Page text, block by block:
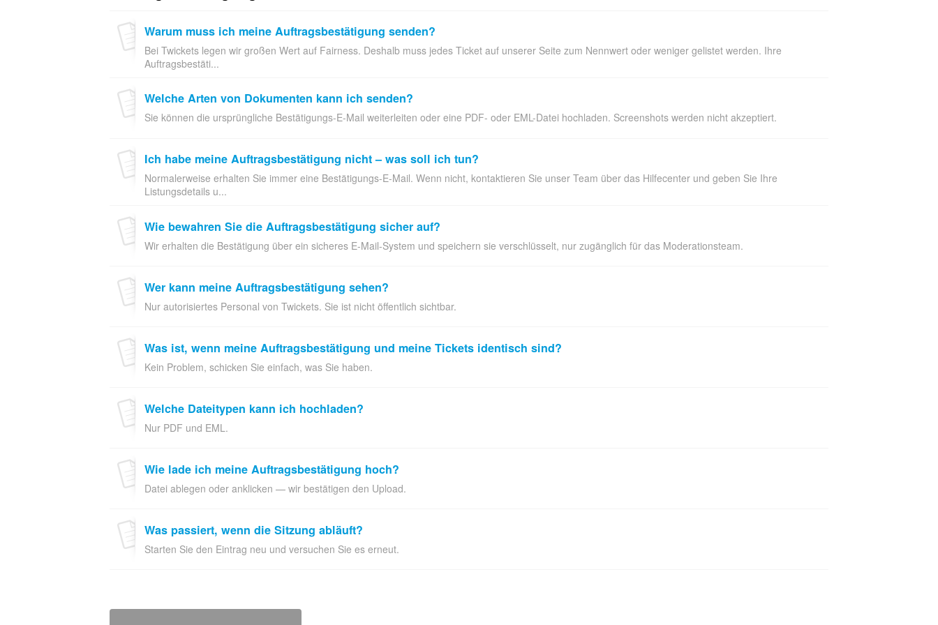
Warum muss ich meine Auftragsbestätigung senden?
Bei Twickets legen wir großen Wert auf Fairness. Deshalb muss jedes Ticket auf unserer Seite zum Nennwert oder weniger gelistet werden. Ihre
Auftragsbestäti...
Welche Arten von Dokumenten kann ich senden?
Sie können die ursprüngliche Bestätigungs-E-Mail weiterleiten oder eine PDF- oder EML-Datei hochladen. Screenshots werden nicht akzeptiert.
Ich habe meine Auftragsbestätigung nicht – was soll ich tun?
Normalerweise erhalten Sie immer eine Bestätigungs-E-Mail. Wenn nicht, kontaktieren Sie unser Team über das Hilfecenter und geben Sie Ihre
Listungsdetails u...
Wie bewahren Sie die Auftragsbestätigung sicher auf?
Wir erhalten die Bestätigung über ein sicheres E-Mail-System und speichern sie verschlüsselt, nur zugänglich für das Moderationsteam.
Wer kann meine Auftragsbestätigung sehen?
Nur autorisiertes Personal von Twickets. Sie ist nicht öffentlich sichtbar.
Was ist, wenn meine Auftragsbestätigung und meine Tickets identisch sind?
Kein Problem, schicken Sie einfach, was Sie haben.
Welche Dateitypen kann ich hochladen?
Nur PDF und EML.
Wie lade ich meine Auftragsbestätigung hoch?
Datei ablegen oder anklicken — wir bestätigen den Upload.
Was passiert, wenn die Sitzung abläuft?
Starten Sie den Eintrag neu und versuchen Sie es erneut.